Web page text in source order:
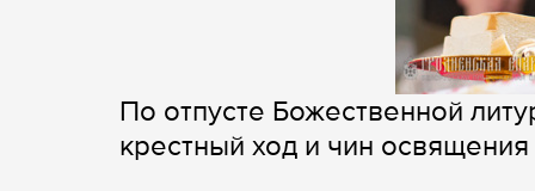
По отпусте Божественной
крестный ход и чин